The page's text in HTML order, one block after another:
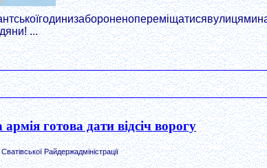
...
армія готова дати відсіч ворогу
Райдержадміністрації